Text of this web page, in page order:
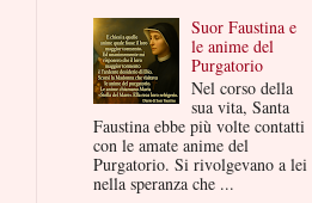
Suor Faustina e
le anime del
Purgatorio
Nel corso della
sua vita, Santa
Faustina ebbe più volte contatti
con le amate anime del
Purgatorio. Si rivolgevano a lei
nella speranza che ...